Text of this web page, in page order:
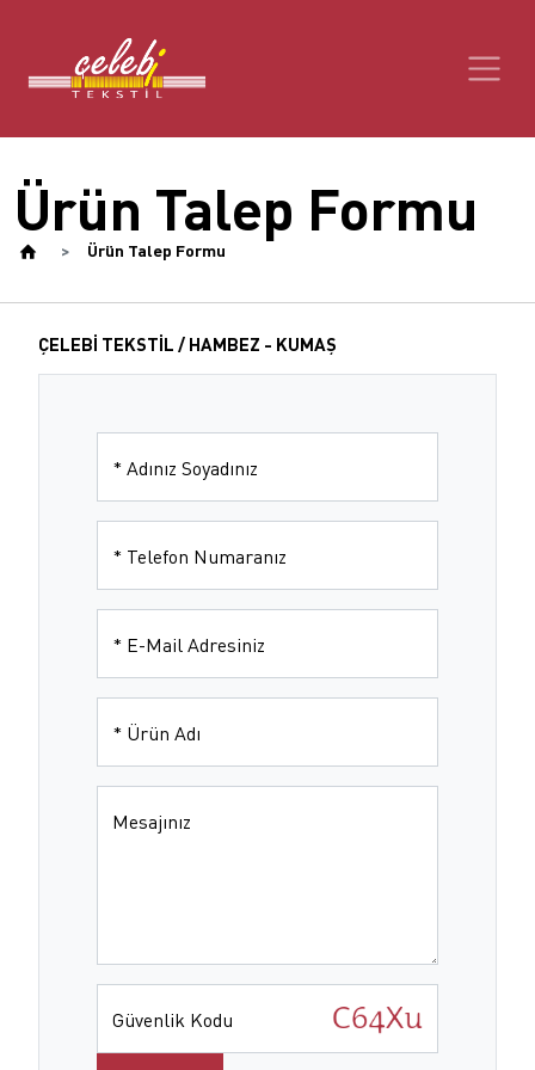
Ürün Talep Formu
Ürün Talep Formu
ÇELEBİ TEKSTİL / HAMBEZ - KUMAŞ
* Adınız Soyadınız
* Telefon Numaranız
* E-Mail Adresiniz
* Ürün Adı
Mesajınız
Güvenlik Kodu